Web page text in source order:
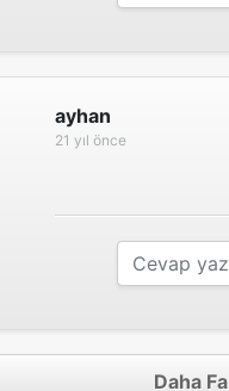
ayhan
21 yıl önce
Daha